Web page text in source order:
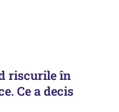
riscurile în
Ce a decis